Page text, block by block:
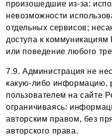
произошедшие из-за:
невозможности
отдельных сервисов;
доступа к
или поведение любого
7.9. Администрация не
какую-либо информацию,
пользователем на сайте
ограничиваясь:
авторским правом, без
авторского права.